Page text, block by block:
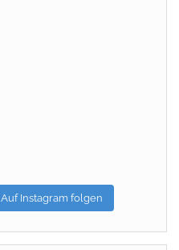
Auf Instagram folgen